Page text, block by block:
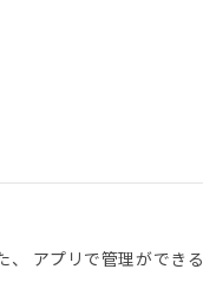
、 アプリで管理ができる